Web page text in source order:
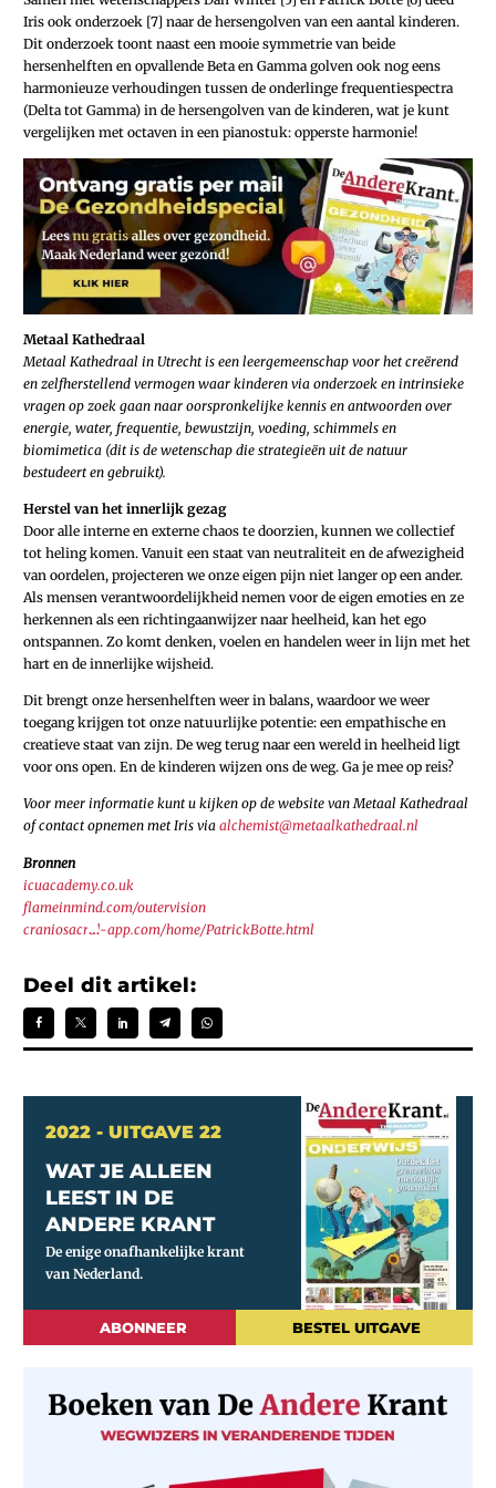
Iris ook onderzoek [7] naar de hersengolven van een aantal kinderen.
Dit onderzoek toont naast een mooie symmetrie van beide
hersenhelften en opvallende Beta en Gamma golven ook nog eens
harmonieuze verhoudingen tussen de onderlinge frequentiespectra
(Delta tot Gamma) in de hersengolven van de kinderen, wat je kunt
vergelijken met octaven in een pianostuk: opperste harmonie!
Metaal Kathedraal
Metaal Kathedraal in Utrecht is een leergemeenschap voor het creërend
en zelfherstellend vermogen waar kinderen via onderzoek en intrinsieke
vragen op zoek gaan naar oorspronkelijke kennis en antwoorden over
energie, water, frequentie, bewustzijn, voeding, schimmels en
biomimetica (dit is de wetenschap die strategieën uit de natuur
bestudeert en gebruikt).
Herstel van het innerlijk gezag
Door alle interne en externe chaos te doorzien, kunnen we collectief
tot heling komen. Vanuit een staat van neutraliteit en de afwezigheid
van oordelen, projecteren we onze eigen pijn niet langer op een ander.
Als mensen verantwoordelijkheid nemen voor de eigen emoties en ze
herkennen als een richtingaanwijzer naar heelheid, kan het ego
ontspannen. Zo komt denken, voelen en handelen weer in lijn met het
hart en de innerlijke wijsheid.
Dit brengt onze hersenhelften weer in balans, waardoor we weer
toegang krijgen tot onze natuurlijke potentie: een empathische en
creatieve staat van zijn. De weg terug naar een wereld in heelheid ligt
voor ons open. En de kinderen wijzen ons de weg. Ga je mee op reis?
Voor meer informatie kunt u kijken op de website van Metaal Kathedraal
of contact opnemen met Iris via alchemist@metaalkathedraal.nl
Bronnen
icuacademy.co.uk
flameinmind.com/outervision
craniosacral-app.com/home/PatrickBotte.html
Deel dit artikel:
2022 - UITGAVE 22
WAT JE ALLEEN
LEEST IN DE
ANDERE KRANT
ABONNEER BESTEL UITGAVE